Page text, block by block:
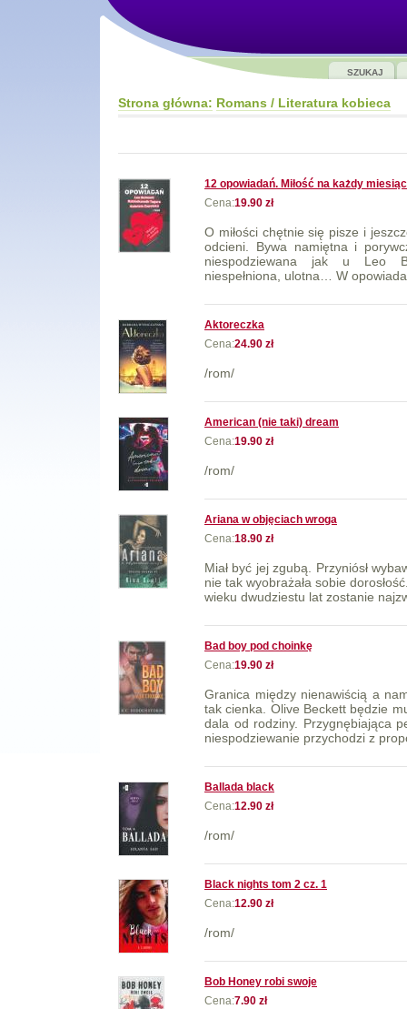
SZUKAJ
Strona główna: Romans / Literatura kobieca
12 opowiadań. Miłość na każdy miesiąc
Cena:19.90 zł
O miłości chętnie się pisze i
odcieni. Bywa namiętna i
niespodziewana jak u Leo
niespełniona, ulotna… W
Aktoreczka
Cena:24.90 zł
/rom/
American (nie taki) dream
Cena:19.90 zł
/rom/
Ariana w objęciach wroga
Cena:18.90 zł
Miał być jej zgubą. Przyniósł
nie tak wyobrażała sobie
wieku dwudziestu lat zostanie
Bad boy pod choinkę
Cena:19.90 zł
Granica między nienawiścią a
tak cienka. Olive Beckett będzie
dala od rodziny. Przygnębiająca
niespodziewanie przychodzi z
Ballada black
Cena:12.90 zł
/rom/
Black nights tom 2 cz. 1
Cena:12.90 zł
/rom/
Bob Honey robi swoje
Cena:7.90 zł